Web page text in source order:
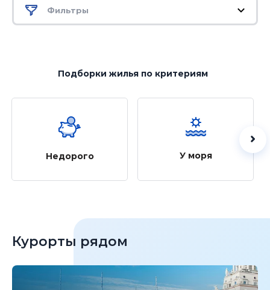
Фильтры
Подборки жильяпо критериям
Недорого У моря
Курорты рядом